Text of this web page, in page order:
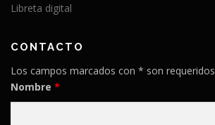
Libreta digital
CONTACTO
Los campos marcados con * son requeridos
Nombre *